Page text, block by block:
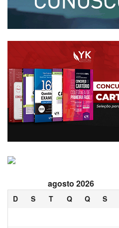
agosto 2026
D S T Q Q S